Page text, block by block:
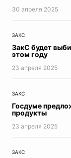
30 апреля 2025
ЗАКС
ЗакС будет
этом году
23 апреля 2025
ЗАКС
Госдуме
продукты
23 апреля 2025
ЗАКС
Итоги недели
Азбука
Конституция РФ
коронавирус
Хорошие
Адаптация
На местах
Парад Победы
Молодежная
Дневник
Время
ЕВРО2020